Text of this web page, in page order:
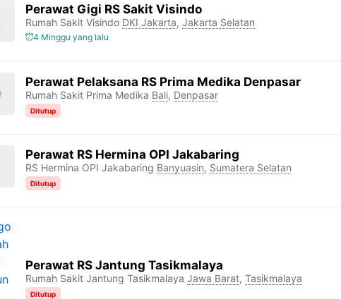
Perawat Gigi RS Sakit Visindo
Rumah Sakit Visindo DKI Jakarta, Jakarta Selatan
4 Minggu yang lalu
Perawat Pelaksana RS Prima Medika Denpasar
Rumah Sakit Prima Medika Bali, Denpasar
Ditutup
Perawat RS Hermina OPI Jakabaring
RS Hermina OPI Jakabaring Banyuasin, Sumatera Selatan
Ditutup
Perawat RS Jantung Tasikmalaya
Rumah Sakit Jantung Tasikmalaya Jawa Barat, Tasikmalaya
Ditutup